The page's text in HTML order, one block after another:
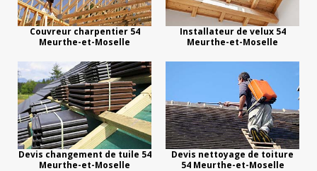
Couvreur charpentier 54
Meurthe-et-Moselle
Installateur de velux 54
Meurthe-et-Moselle
Devis changement de tuile 54
Meurthe-et-Moselle
Devis nettoyage de toiture
54 Meurthe-et-Moselle